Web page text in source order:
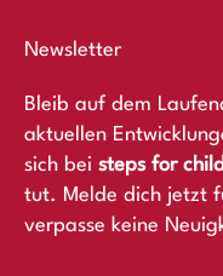
Newsletter
Bleib auf dem
aktuellen
sich bei steps for
tut. Melde dich jetzt
verpasse keine